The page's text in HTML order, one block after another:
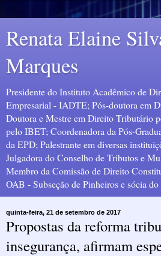
Renata Elaine
Marques
Presidente do Instituto Acadêmico de
Empresarial - IADTE; Pós-doutora em
Doutora e Mestre em Direito Tributário
pelo IBET; Coordenadora da Pós-
da EPD; Palestrante em diversas
Julgadora do Conselho de Tributos e
Membro da Comissão de Direito
OAB - Subseção de Pinheiros e sócia
quinta-feira, 21 de setembro de 2017
Propostas da reforma
insegurança, afirmam